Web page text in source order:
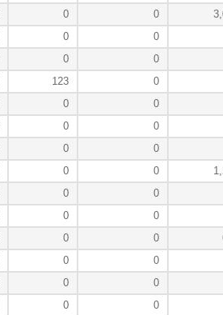
0 0
0 0
0 0
123 0
0 0
0 0
0 0
0 0
0 0
0 0
0 0
0 0
0 0
0 0